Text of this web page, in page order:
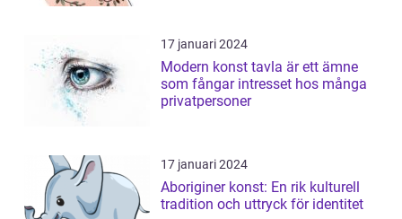
17 januari 2024
Modern konst tavla är ett ämne
som fångar intresset hos många
privatpersoner
17 januari 2024
Aboriginer konst: En rik kulturell
tradition och uttryck för identitet